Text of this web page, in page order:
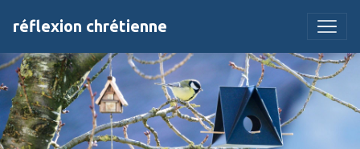
réflexion chrétienne